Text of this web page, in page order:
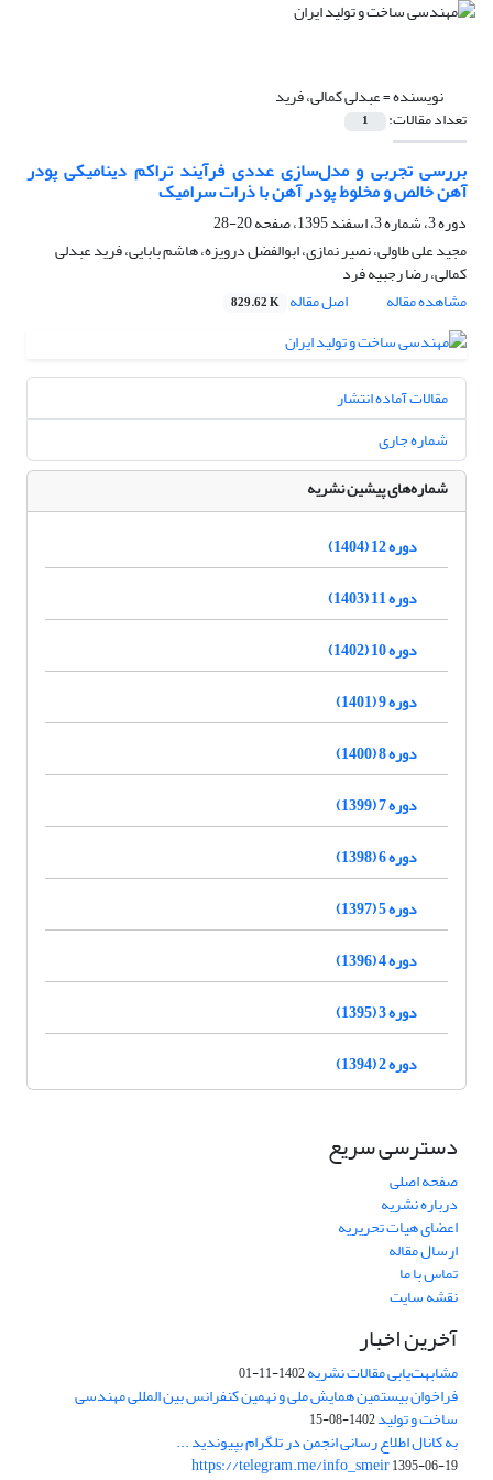
نویسنده =عبدلی کمالی، فرید
تعداد مقالات: 1
بررسی تجربی و مدل‌سازی عددی فرآیند تراکم دینامیکی پودر
آهن خالص و مخلوط‌ پودر آهن با ذرات سرامیک
دوره 3، شماره 3، اسفند 1395، صفحه
20-28
مجید علی طاولی، نصیر نمازی، ابوالفضل درویزه، هاشم بابایی، فرید عبدلی
کمالی، رضا رجبیه فرد
مشاهده مقاله
اصل مقاله 829.62 K
مقالات آماده انتشار
شماره جاری
شماره‌های پیشین نشریه
دوره 12 (1404)
دوره 11 (1403)
دوره 10 (1402)
دوره 9 (1401)
دوره 8 (1400)
دوره 7 (1399)
دوره 6 (1398)
دوره 5 (1397)
دوره 4 (1396)
دوره 3 (1395)
دوره 2 (1394)
دسترسی سریع
صفحه اصلی
درباره نشریه
اعضای هیات تحریریه
ارسال مقاله
تماس با ما
نقشه سایت
آخرین اخبار
مشابهت‌یابی مقالات نشریه1402-11-01
فراخوان بیستمین همایش ملی و نهمین کنفرانس بین المللی مهندسی
ساخت و تولید1402-08-15
به کانال اطلاع رسانی انجمن در تلگرام بپیوندید ...
https://telegram.me/info_smeir1395-06-19